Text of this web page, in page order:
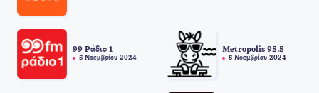
99 Ράδιο 1
5 Νοεμβρίου 2024
Metropolis 95.5
5 Νοεμβρίου 2024